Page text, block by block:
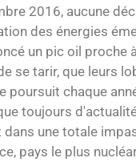
2016, aucune
des énergies
un pic oil proche
se tarir, que leurs
poursuit chaque
toujours
une totale
pays le plus